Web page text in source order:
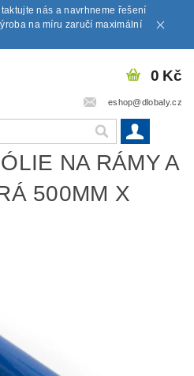
nás a navrhneme řešení
na míru zaručí maximální
eshop@dlobaly.cz
0 Kč
NA RÁMY A
500MM X